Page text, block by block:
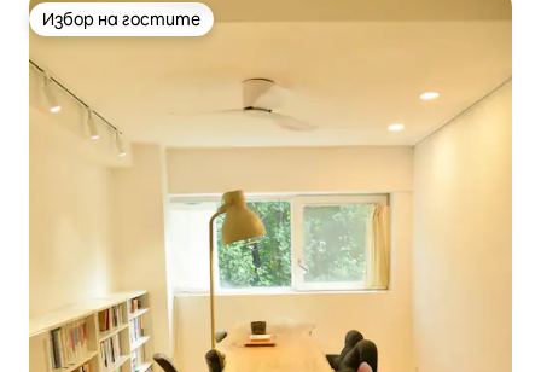
Избор на гостите
Избор на гостите